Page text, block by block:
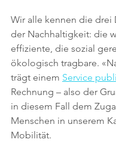
Wir alle kennen die drei
der Nachhaltigkeit: die
effiziente, die sozial
ökologisch tragbare.
trägt einem Service
Rechnung – also der
in diesem Fall dem
Menschen in unserem
Mobilität.